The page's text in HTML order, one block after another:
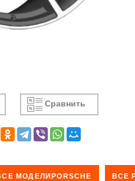
Сравнить
МОДЕЛИPORSCHE ВСЕ